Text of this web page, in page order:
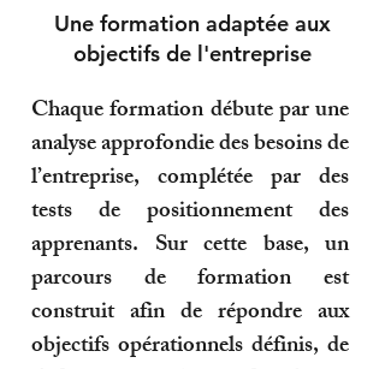
Une formation adaptée aux
objectifs de l'entreprise
Chaque formation débute par une
analyse approfondie des besoins de
l’entreprise, complétée par des
tests de positionnement des
apprenants. Sur cette base, un
parcours de formation est
construit afin de répondre aux
objectifs opérationnels définis, de